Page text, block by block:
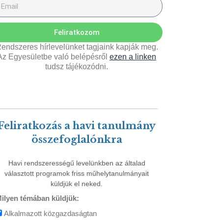
Feliratkozom
hírlevelünket tagjaink kapják meg.
Egyesületbe való belépésről ezen a linken
tudsz tájékozódni.
a havi tanulmány
összefoglalónkra
Havi rendszerességű levelünkben az általad
választott programok friss műhelytanulmányait
küldjük el neked.
témában küldjük:
Alkalmazott közgazdaságtan